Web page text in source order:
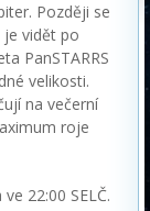
Později se
je vidět po
PanSTARRS
velikosti.
na večerní
roje
22:00 SELČ.